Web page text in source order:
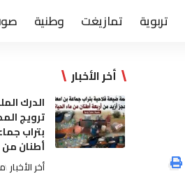
تربوية تمازيغت وطنية
أخر الأخبار
الدرك
ترويج
بتراب
أطنان من
أخر الأخبار